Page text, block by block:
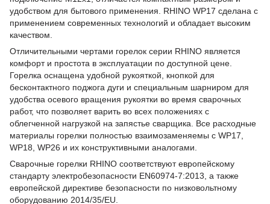
удобством для бытового применения. RHINO WP17 сделана с
применением современных технологий и обладает высоким
качеством.
Отличительными чертами горелок серии RHINO является
комфорт и простота в эксплуатации по доступной цене.
Горелка оснащена удобной рукояткой, кнопкой для
бесконтактного поджога дуги и специальным шарниром для
удобства осевого вращения рукоятки во время сварочных
работ, что позволяет варить во всех положениях с
облегченной нагрузкой на запястье сварщика. Все расходные
материалы горелки полностью взаимозаменяемы с WP17,
WP18, WP26 и их конструктивными аналогами.
Сварочные горелки RHINO соответствуют европейскому
стандарту электробезопасности EN60974-7:2013, а также
европейской директиве безопасности по низковольтному
оборудованию 2014/35/EU.